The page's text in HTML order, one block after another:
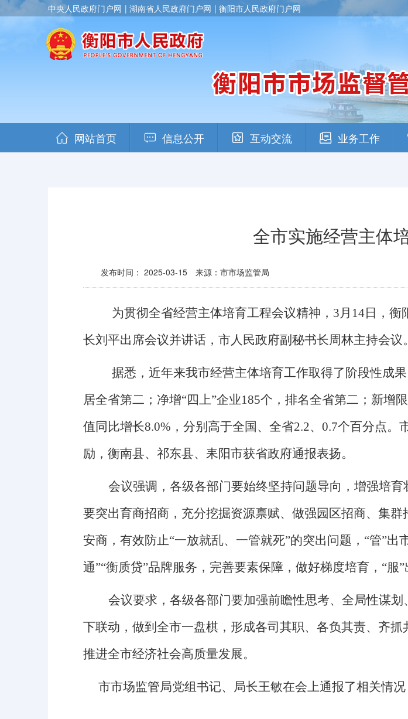
中央人民政府门户网 湖南省人民政府门户网 衡阳市人民政府门户网
网站首页 信息公开 互动交流 业务工作
全市实施经营主体
发布时间： 2025-03-15 来源：市市场监管局
为贯彻全省经营主体培育工程会议精神， 3月14日 ， 衡
长刘平出席会议并讲话， 市人民政府副秘书长周林主持会议。
据悉，近年来我市经营主体培育工作取得了阶段性成果
居全省第二 ； 净增“四上”企业185个，排名全省第二；新增
值同比增长8.0%，分别高于全国、全省2.2、0.7个百分点
励，衡南县、祁东县、耒阳市获省政府通报表扬。
会议强调， 各级各部门要始终坚持问题导向， 增强培育
要突出育商招商， 充分挖掘资源禀赋、 做强园区招商、 集群
安商 ， 有效防止“一放就乱、一管就死”的突出问题，“管”出
通”“衡质贷”品牌服务 ，完善要素保障 ，做好梯度培育 ， “服
会议要求，各级各部门要加强前瞻性思考、全局性谋
下联动，做到全市一盘棋，形成各司其职、各负其责、齐抓
推进全市经济社会高质量发展。
市市场监管局党组书记、 局长王敏在会上通报了相关情况